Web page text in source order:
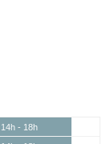
14h - 18h